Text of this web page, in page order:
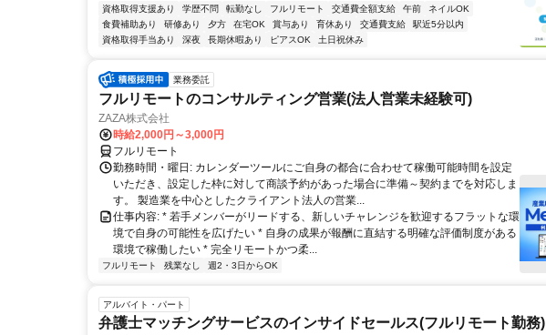
資格取得支援あり 学歴不問 転勤なし フルリモート 交通費全額支給 午前
ネイルOK
食費補助あり
研修あり 夕方 在宅OK 賞与あり 育休あり 交通費支給
駅近5分以内
資格取得手当あり
深夜 長期休暇あり ピアスOK 土日祝休み
業務委託
フルリモートのコンサルティング営業(法人営業未経験可)
ZAZA株式会社
時給2,000円～3,000円
フルリモート
勤務時間・曜日: カレンダーツールにご自身の都合に合わせて稼働可能時間を設定
いただき、設定した枠に対して商談予約があった場合に準備～契約までを対応しま
す。 製造業を中心としたクライアント法人の営業...
仕事内容: * 若手メンバーがリードする、新しいチャレンジを歓迎するフラットな環
境で自身の可能性を広げたい * 自身の成果が報酬に直結する明確な評価制度がある
環境で稼働したい * 完全リモートかつ柔...
フルリモート 残業なし 週2・3日からOK
アルバイト・パート
弁護士マッチングサービスのインサイドセールス(フルリモート勤務)